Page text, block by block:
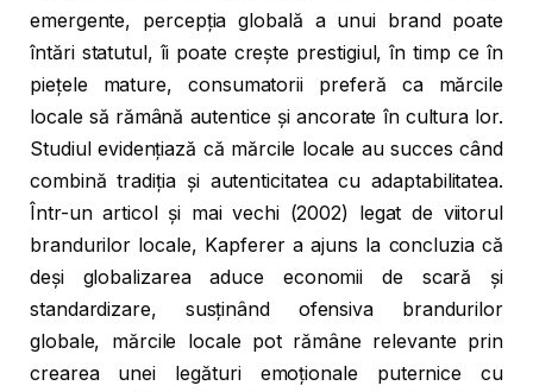
emergente, percepția globală a unui brand poate
întări statutul, îi poate crește prestigiul, în timp ce în
piețele mature, consumatorii preferă ca mărcile
locale să rămână autentice și ancorate în cultura lor.
Studiul evidențiază că mărcile locale au succes când
combină tradiția și autenticitatea cu adaptabilitatea.
Într-un articol și mai vechi (2002) legat de viitorul
brandurilor locale, Kapferer a ajuns la concluzia că
deși globalizarea aduce economii de scară și
standardizare, susținând ofensiva brandurilor
globale, mărcile locale pot rămâne relevante prin
crearea unei legături emoționale puternice cu